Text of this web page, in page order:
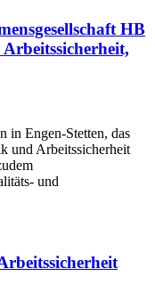
HB
in Engen-Stetten, das
und Arbeitssicherheit
und